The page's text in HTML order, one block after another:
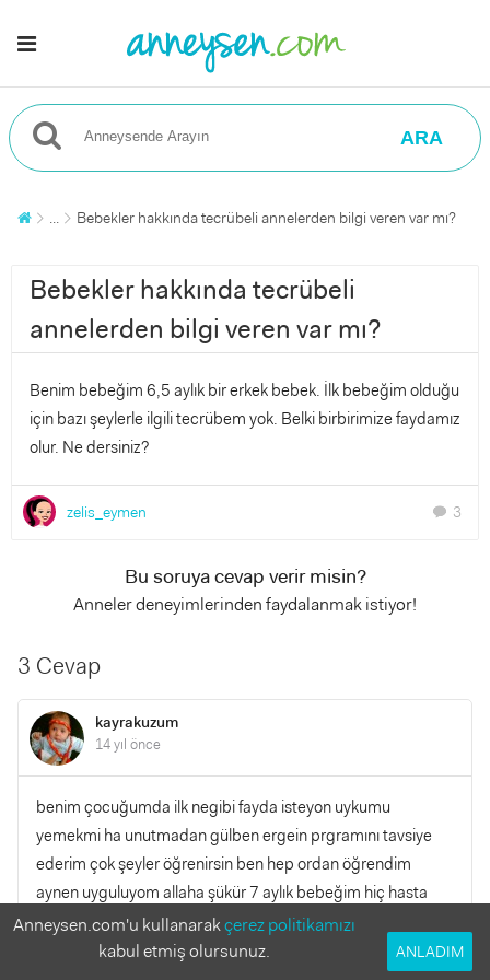
ARA
... Bebekler hakkında tecrübeli annelerden bilgi veren var mı?
Bebekler hakkında tecrübeli
annelerden bilgi veren var mı?
Benim bebeğim 6,5 aylık bir erkek bebek. İlk bebeğim olduğu
için bazı şeylerle ilgili tecrübem yok. Belki birbirimize faydamız
olur. Ne dersiniz?
zelis_eymen chat 3
Bu soruya cevap verir misin?
Anneler deneyimlerinden faydalanmak istiyor!
3 Cevap
kayrakuzum
14 yıl önce
benim çocuğumda ilk negibi fayda isteyon uykumu
yemekmi ha unutmadan gülben ergein prgramını tavsiye
ederim çok şeyler öğrenirsin ben hep ordan öğrendim
aynen uyguluyom allaha şükür 7 aylık bebeğim hiç hasta
olmadı
Anneysen.com'u kullanarakçerez politikamızı
kabul etmiş olursunuz.
ANLADIM